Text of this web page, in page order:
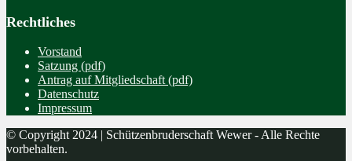
Rechtliches
Vorstand
Satzung (pdf)
Antrag auf Mitgliedschaft (pdf)
Datenschutz
Impressum
© Copyright 2024 | Schützenbruderschaft Wewer - Alle Rechte
vorbehalten.